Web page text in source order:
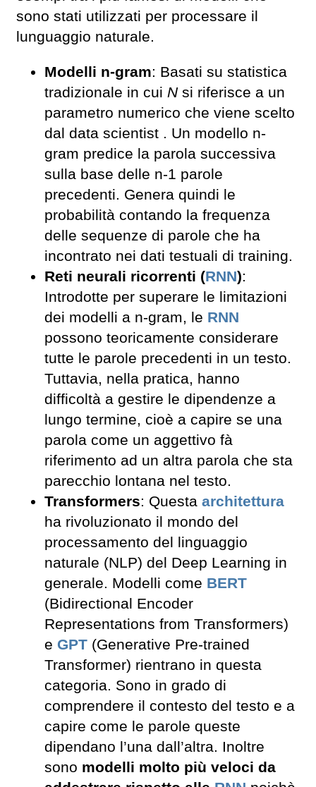
sono stati utilizzati per processare il
lunguaggio naturale.
Modelli n-gram: Basati su statistica
tradizionale in cui N si riferisce a un
parametro numerico che viene scelto
dal data scientist . Un modello n-
gram predice la parola successiva
sulla base delle n-1 parole
precedenti. Genera quindi le
probabilità contando la frequenza
delle sequenze di parole che ha
incontrato nei dati testuali di training.
Reti neurali ricorrenti (RNN):
Introdotte per superare le limitazioni
dei modelli a n-gram, le RNN
possono teoricamente considerare
tutte le parole precedenti in un testo.
Tuttavia, nella pratica, hanno
difficoltà a gestire le dipendenze a
lungo termine, cioè a capire se una
parola come un aggettivo fà
riferimento ad un altra parola che sta
parecchio lontana nel testo.
Transformers: Questa architettura
ha rivoluzionato il mondo del
processamento del linguaggio
naturale (NLP) del Deep Learning in
generale. Modelli come BERT
(Bidirectional Encoder
Representations from Transformers)
e GPT (Generative Pre-trained
Transformer) rientrano in questa
categoria. Sono in grado di
comprendere il contesto del testo e a
capire come le parole queste
dipendano l’una dall’altra. Inoltre
sono modelli molto più veloci da